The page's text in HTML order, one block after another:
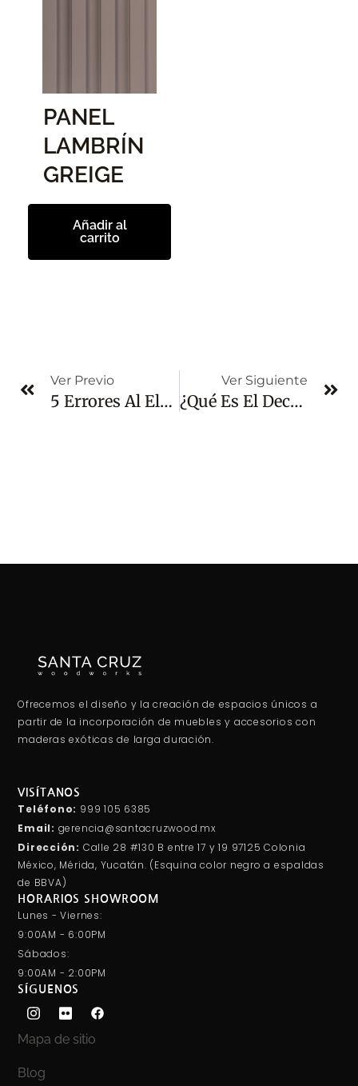
PANEL
LAMBRÍN
GREIGE
Añadir al
carrito
Ver Previo
5 Errores Al Elegir Muebles De Madera (y Cómo Evitarlos)
Ver Siguiente
¿Qué Es El Deck Sintético? Beneficios Y Duración
Ofrecemos el diseño y la creación de espacios únicos a
partir de la incorporación de muebles y accesorios con
maderas exóticas de larga duración.
VISÍTANOS
Teléfono: 999 105 6385
Email: gerencia@santacruzwood.mx
Dirección: Calle 28 #130 B entre 17 y 19 97125 Colonia
México, Mérida, Yucatán. (Esquina color negro a espaldas
de BBVA)
HORARIOS SHOWROOM
Lunes - Viernes:
9:00AM - 6:00PM
Sábados:
9:00AM - 2:00PM
SÍGUENOS
Mapa de sitio
Blog